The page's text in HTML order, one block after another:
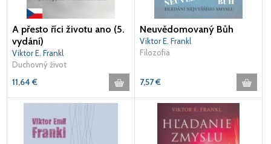
A přesto říci životu ano (5.
vydání)
Viktor E. Frankl
Duchovný život
11,64 €
Neuvědomovaný Bůh
Viktor E. Frankl
Filozofia
7,57€